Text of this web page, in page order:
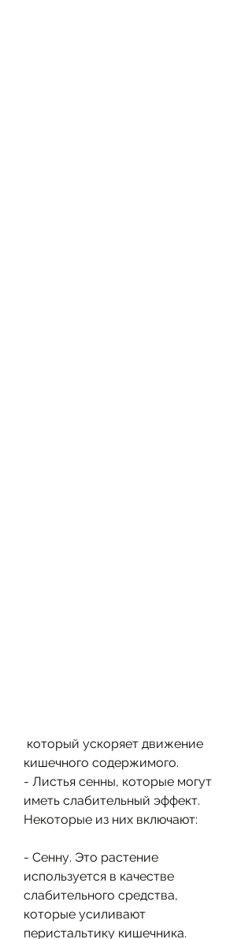
кишечного содержимого.
- Листья сенны, которые могут
иметь слабительный эффект.
Некоторые из них включают:
- Сенну. Это растение
используется в качестве
слабительного средства,
которые усиливают
перистальтику кишечника.